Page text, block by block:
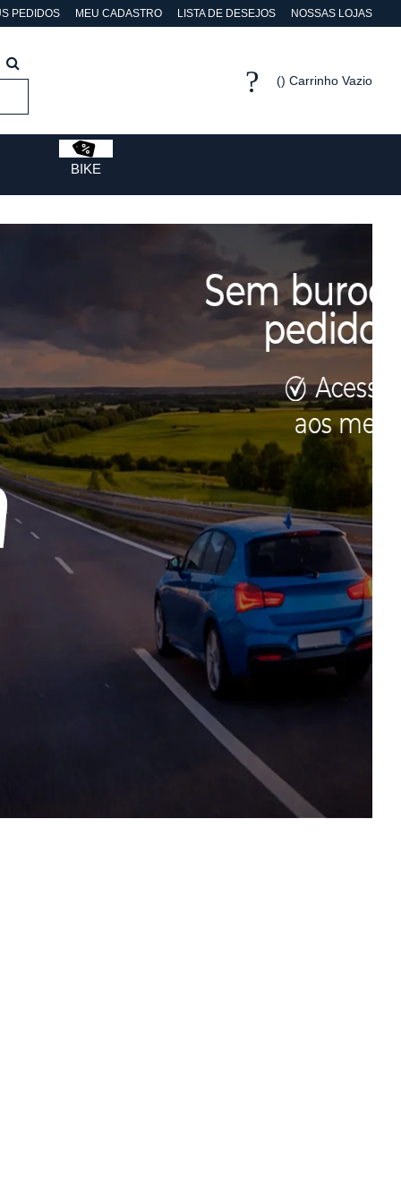
PEDIDOS MEU CADASTRO LISTA DE DESEJOS NOSSAS LOJAS
Carrinho Vazio
BIKE